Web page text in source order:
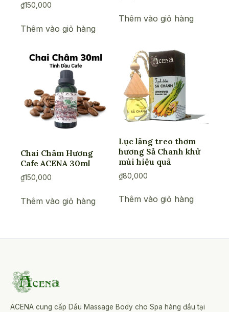
₫150,000
Thêm vào giỏ hàng
Thêm vào giỏ hàng
Chai Châm Hương
Cafe ACENA 30ml
₫150,000
Thêm vào giỏ hàng
Lục lăng treo thơm
hương Sả Chanh khử
mùi hiệu quả
₫80,000
Thêm vào giỏ hàng
ACENA cung cấp Dầu Massage Body cho Spa hàng đầu tại